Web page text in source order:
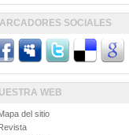
SOCIALES
WEB
del sitio